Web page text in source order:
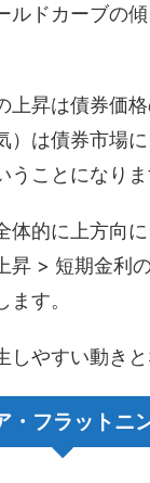
ルドカーブの
上昇は債券価
）は債券市場
ことになりま
体的に上方向
昇 > 短期金利
す。
やすい動きと
・フラットニ